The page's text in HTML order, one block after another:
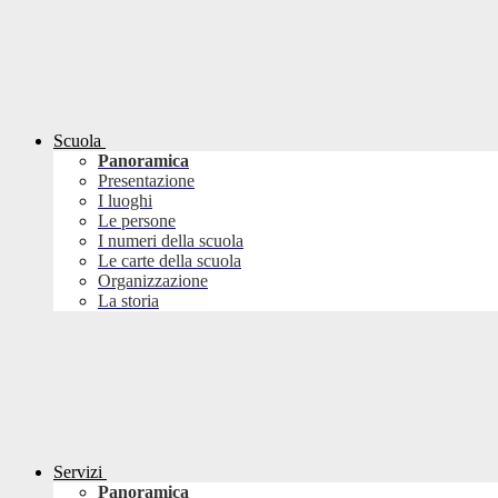
Scuola
Panoramica
Presentazione
I luoghi
Le persone
I numeri della scuola
Le carte della scuola
Organizzazione
La storia
Servizi
Panoramica